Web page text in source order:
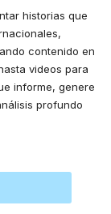
historias que
contenido en
videos para
informe, genere
profundo